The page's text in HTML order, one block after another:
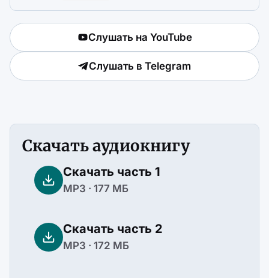
Слушать на YouTube
Слушать в Telegram
Скачать аудиокнигу
Скачать часть 1
MP3 · 177 МБ
Скачать часть 2
MP3 · 172 МБ